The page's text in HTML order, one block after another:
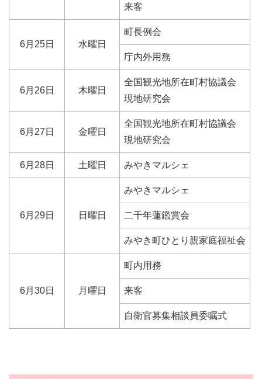
来客
6月25日 水曜日
町長例会
庁内外用務
6月26日 木曜日
全国観光地所在町村協議会
現地研究会
6月27日 金曜日
全国観光地所在町村協議会
現地研究会
6月28日 土曜日 みやきマルシェ
6月29日 日曜日
みやきマルシェ
二千年蓮鑑賞会
みやき町ひとり親家庭福祉会
6月30日 月曜日
町内用務
来客
自衛官募集相談員委嘱式